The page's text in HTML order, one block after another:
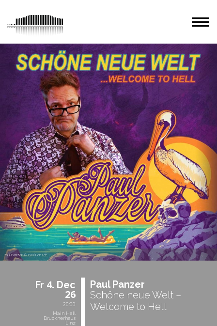
Paul Panzer © Paul Panzer
Fr 4. Dec
26
20:00
Main Hall
Brucknerhaus
Linz
Paul Pan­zer
Schöne neue Welt –
Welcome to Hell